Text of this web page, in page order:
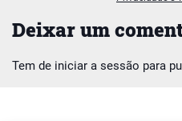
Deixar um
Tem de iniciar a sessão para